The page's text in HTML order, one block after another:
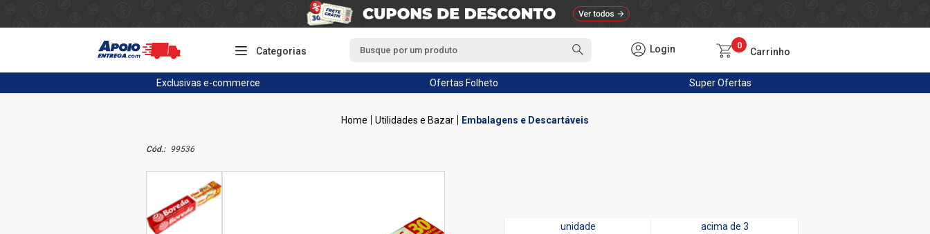
Categorias Login 0
Carrinho
Exclusivas e-commerce Ofertas Folheto SuperOfertas
Utilidades e Bazar Embalagens e Descartáveis
Cód.: 99536
unidade acima de 3